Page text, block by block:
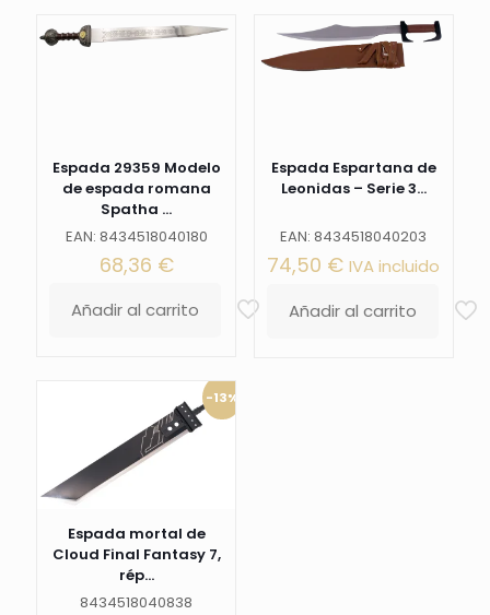
Espada 29359 Modelo
de espada romana
Spatha ...
EAN: 8434518040180
68,36 €
Añadir al carrito
Espada Espartana de
Leonidas – Serie 3...
EAN: 8434518040203
74,50 € IVA incluido
Añadir al carrito
-13%
Espada mortal de
Cloud Final Fantasy 7,
rép...
8434518040838